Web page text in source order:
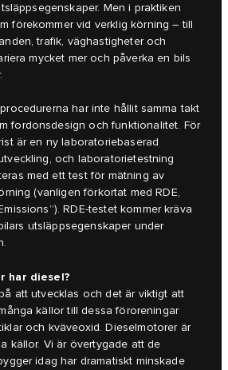
Men i praktiken
förekommer vid verklig körning – till
trafik, väghastigheter och
mycket mer och påverka en bils
har inte hållit samma takt
fordonsdesign och funktionalitet. För
är en ny laboratoriebaserad
och laboratorietestning
med ett test för mätning av
(vanligen förkortat med RDE,
RDE-testet kommer kräva
utsläppsegenskaper under
har diesel?
att utvecklas och det är viktigt att
källor till dessa föroreningar
och kväveoxid. Dieselmotorer är
källor. Vi är övertygade att de
idag har dramatiskt minskade